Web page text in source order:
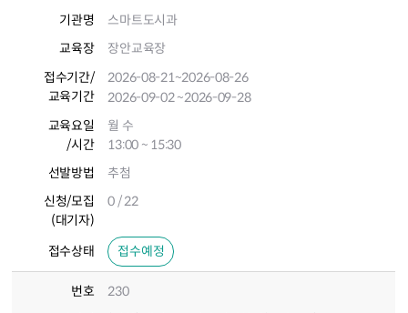
기관명
스마트도시과
교육장
장안교육장
접수기간/
교육기간
2026-08-21~2026-08-26
2026-09-02~2026-09-28
교육요일
/시간
월 수
13:00 ~ 15:30
선발방법
추첨
신청/모집
(대기자)
0 / 22
접수상태 접수예정
번호
230